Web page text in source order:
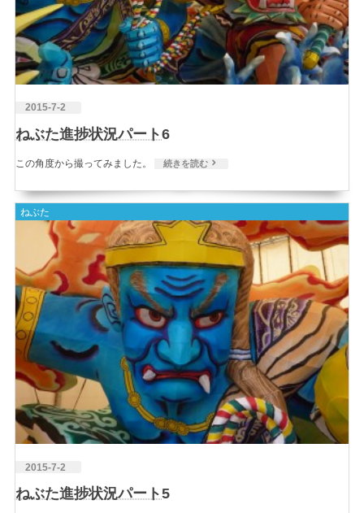
2015-7-2
ねぶた進捗状況パート6
この角度から撮ってみました。 続きを読む
ねぶた
2015-7-2
ねぶた進捗状況パート5